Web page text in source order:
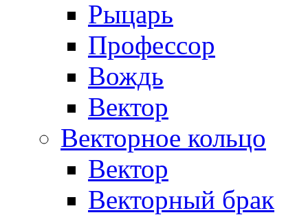
Рыцарь
Профессор
Вождь
Вектор
Векторное кольцо
Вектор
Векторный брак